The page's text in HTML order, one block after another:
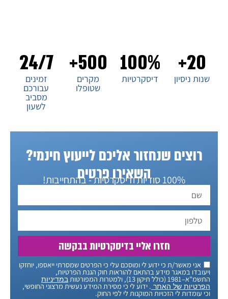
20+
שנות ניסיון
100%
דיסקרטיות
500+
מקרים
שטופלו
24/7
זמינים
עבורכם
מסביב
לשעון
רוצים שנחזור אליכם לייעוץ חינמי?
השאירו פרטים
100% סודיות ודיסקרטיות - בהתחייבות!
אני מאשר/ת כי ידוע לי ומוסכם עלי כי הפרטים שמסרתי ייאספו, יוחזקו
ויעובדו במאגר מידע בהתאם להוראות חוק הגנת הפרטיות,
התשמ"א–1981 (כולל תיקון 13), ולמטרות המפורטות
במדיניות
הפרטיות של האתר . ידוע לי כי מסירת המידע נעשית מרצוני החופשי,
וכי עומדות לי הזכויות המוקנות לי לפי החוק.
חזרו אליי בדיסקרטיות בבקשה